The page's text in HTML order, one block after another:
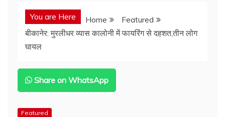
You are Here Home
Featured
बीकानेर: मुरलीधर व्यास कालोनी में फायरिंग से दहशत,तीन लोग
घायल
Share on WhatsApp
Featured